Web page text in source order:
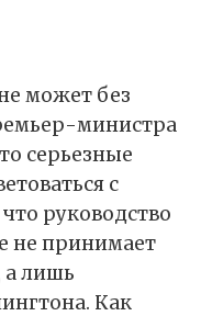
может без
министра
серьезные
с
руководство
не принимает
а лишь
Как